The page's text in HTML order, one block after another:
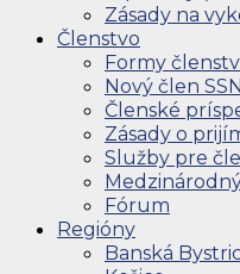
Zásady na
Členstvo
Formy
Nový člen SSN
Členské
Zásady o
Služby pre
Fórum
Regióny
Banská